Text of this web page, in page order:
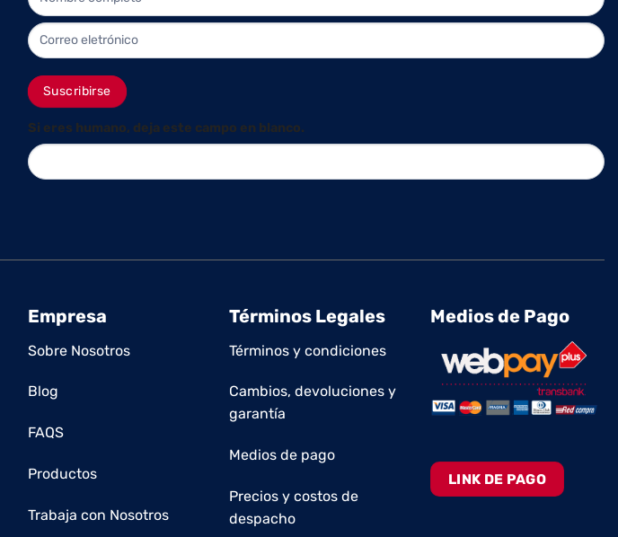
Suscribirse
Si eres humano, deja este campo en blanco.
Empresa
Sobre Nosotros
Blog
FAQS
Productos
Trabaja con Nosotros
Términos Legales
Términos y condiciones
Cambios, devoluciones y
garantía
Medios de pago
Precios y costos de
despacho
Medios de Pago
LINK DE PAGO